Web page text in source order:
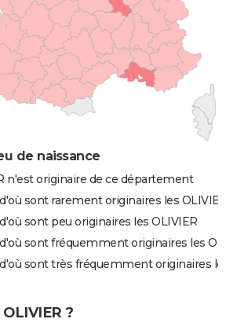
de naissance
n'est originaire de ce département
sont rarement originaires les
sont peu originaires les OLIVIER
sont fréquemment originaires les
sont très fréquemment originaires
?